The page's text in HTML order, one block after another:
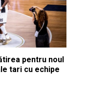
pentru noul
tari cu echipe